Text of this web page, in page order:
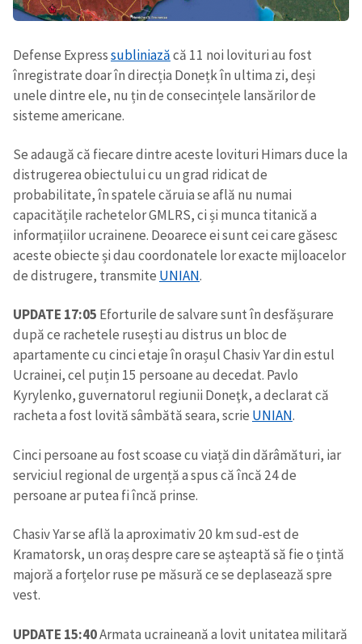
Defense Expresssubliniazăcă 11 noi lovituri au fost
înregistrate doar în direcția Donețk în ultima zi, deși
unele dintre ele, nu țin de consecințele lansărilor de
sisteme americane.
Se adaugă că fiecare dintre aceste lovituri Himars duce la
distrugerea obiectului cu un grad ridicat de
probabilitate, în spatele căruia se află nu numai
capacitățile rachetelor GMLRS, ci și munca titanică a
informațiilor ucrainene. Deoarece ei sunt cei care găsesc
aceste obiecte și dau coordonatele lor exacte mijloacelor
de distrugere, transmite UNIAN.
UPDATE 17:05 Eforturile de salvare sunt în desfășurare
după ce rachetele rusești au distrus un bloc de
apartamente cu cinci etaje în orașul Chasiv Yar din estul
Ucrainei, cel puțin 15 persoane au decedat. Pavlo
Kyrylenko, guvernatorul regiunii Doneţk, a declarat că
racheta a fost lovită sâmbătă seara, scrie UNIAN.
Cinci persoane au fost scoase cu viață din dărâmături, iar
serviciul regional de urgență a spus că încă 24 de
persoane ar putea fi încă prinse.
Chasiv Yar se află la aproximativ 20 km sud-est de
Kramatorsk, un oraș despre care se așteaptă să fie o țintă
majoră a forțelor ruse pe măsură ce se deplasează spre
vest.
UPDATE 15:40Armata ucraineană a lovit unitatea militară